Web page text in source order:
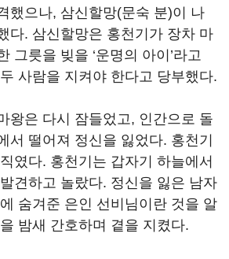
했으나, 삼신할망(문숙 분)이 나
다. 삼신할망은 홍천기가 장차 마
그릇을 빚을 ‘운명의 아이 ’라고
사람을 지켜야 한다고 당부했다.
왕은 다시 잠들었고, 인간으로 돌
서 떨어져 정신을 잃었다. 홍천기
였다. 홍천기는 갑자기 하늘에서
견하고 놀랐다. 정신을 잃은 남자
숨겨준 은인 선비님이란 것을 알
밤새 간호하며 곁을 지켰다.